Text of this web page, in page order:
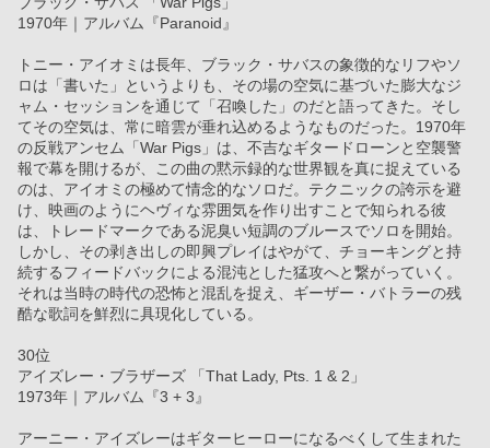
1970年｜アルバム『Paranoid』
トニー・アイオミは長年、ブラック・サバスの象徴的なリフやソ
ロは「書いた」というよりも、その場の空気に基づいた膨大なジ
ャム・セッションを通じて「召喚した」のだと語ってきた。そし
てその空気は、常に暗雲が垂れ込めるようなものだった。1970年
の反戦アンセム「War Pigs」は、不吉なギタードローンと空襲警
報で幕を開けるが、この曲の黙示録的な世界観を真に捉えている
のは、アイオミの極めて情念的なソロだ。テクニックの誇示を避
け、映画のようにヘヴィな雰囲気を作り出すことで知られる彼
は、トレードマークである泥臭い短調のブルースでソロを開始。
しかし、その剥き出しの即興プレイはやがて、チョーキングと持
続するフィードバックによる混沌とした猛攻へと繋がっていく。
それは当時の時代の恐怖と混乱を捉え、ギーザー・バトラーの残
酷な歌詞を鮮烈に具現化している。
30位
アイズレー・ブラザーズ 「That Lady, Pts. 1 & 2」
1973年｜アルバム『3 + 3』
アーニー・アイズレーはギターヒーローになるべくして生まれた